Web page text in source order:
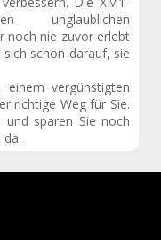
unglaublichen
noch nie zuvor erlebt
schon darauf, sie
vergünstigten
richtige Weg für Sie.
und sparen Sie noch